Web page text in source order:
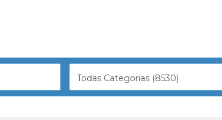
Todas Categorias (8530)